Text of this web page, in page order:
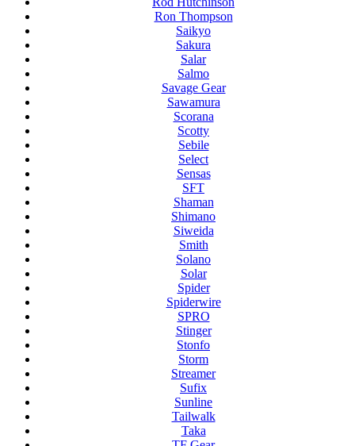
Ron Thompson
Saikyo
Sakura
Salar
Salmo
Savage Gear
Sawamura
Scorana
Scotty
Sebile
Select
Sensas
SFT
Shaman
Shimano
Siweida
Smith
Solano
Solar
Spider
Spiderwire
SPRO
Stinger
Stonfo
Storm
Streamer
Sufix
Sunline
Tailwalk
Taka